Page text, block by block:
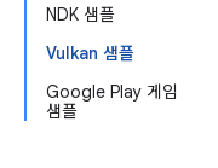
NDK 샘플
Vulkan 샘플
Google Play 게임
샘플